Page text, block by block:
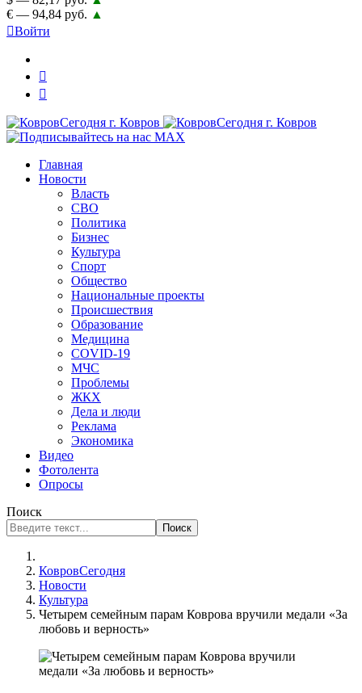
€ — 94,84 руб. ▲
Войти
Главная
Новости
Власть
СВО
Политика
Бизнес
Культура
Спорт
Общество
Национальные проекты
Происшествия
Образование
Медицина
COVID-19
МЧС
Проблемы
ЖКХ
Дела и люди
Реклама
Экономика
Видео
Фотолента
Опросы
Поиск
Поиск
КовровСегодня
Новости
Культура
Четырем семейным парам Коврова вручили медали «За
любовь и верность»